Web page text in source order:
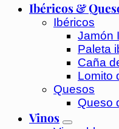
Ibéricos &
Ibéricos
Jamón
Paleta
Caña
Lomito
Quesos
Queso
Vinos